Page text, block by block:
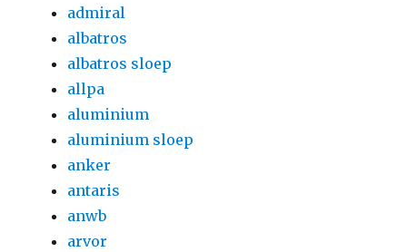
admiral
albatros
albatros sloep
allpa
aluminium
aluminium sloep
anker
antaris
anwb
arvor